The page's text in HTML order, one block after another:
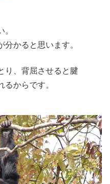
かると思います。
り、背屈させると腱
るからです。